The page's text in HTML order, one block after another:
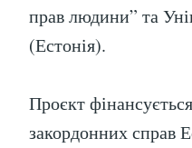
прав людини” та
(Естонія).
Проєкт
закордонних справ